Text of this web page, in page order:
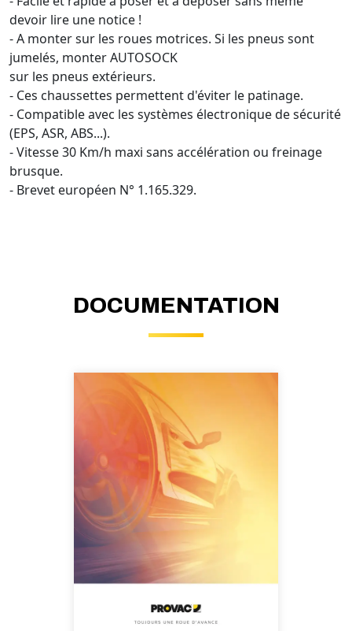
devoir lire une notice !
- A monter sur les roues motrices. Si les pneus sont
jumelés, monter AUTOSOCK
sur les pneus extérieurs.
- Ces chaussettes permettent d'éviter le patinage.
- Compatible avec les systèmes électronique de sécurité
(EPS, ASR, ABS...).
- Vitesse 30 Km/h maxi sans accélération ou freinage
brusque.
- Brevet européen N° 1.165.329.
DOCUMENTATION